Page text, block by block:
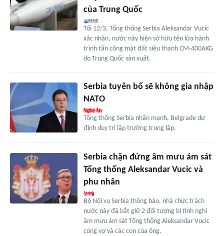
của Trung Quốc
Tối 12/3, Tổng thống Serbia Aleksandar Vucic
xác nhận, nước này hiện sở hữu tên lửa hành
trình tấn công mặt đất siêu thanh CM-400AKG
do Trung Quốc sản xuất.
Serbia tuyên bố sẽ không gia nhập
NATO
Tổng thống Serbia nhấn mạnh, Belgrade dự
định duy trì lập trường trung lập.
Serbia chặn đứng âm mưu ám sát
Tổng thống Aleksandar Vucic và
phu nhân
Bộ Nội vụ Serbia thông báo, nhà chức trách
nước này đã bắt giữ 2 đối tượng bị tình nghi
âm mưu ám sát Tổng thống Aleksandar Vucic
cùng vợ và các con của ông.